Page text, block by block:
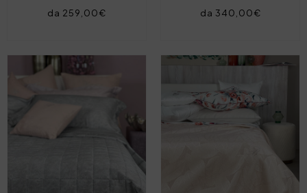
da 259,00€ da 340,00€